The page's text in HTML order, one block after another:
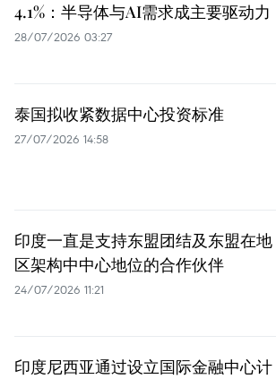
4.1%：半导体与AI需求成主要驱动力
28/07/2026 03:27
泰国拟收紧数据中心投资标准
27/07/2026 14:58
印度一直是支持东盟团结及东盟在地
区架构中中心地位的合作伙伴
24/07/2026 11:21
印度尼西亚通过设立国际金融中心计